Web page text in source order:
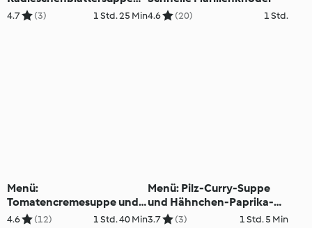
mit Radieschenrelish (XXL)
4.7 (3) 1 Std. 25 Min4.6 (20) 1 Std.
Menü:
Tomatencremesuppe und
Kohlrouladen mit Hirse und
4.6 (12) 1 Std. 40 Min
Menü: Pilz-Curry-Suppe
und Hähnchen-Paprika-
Souvlaki mit Reis
3.7 (3) 1 Std. 5 Min